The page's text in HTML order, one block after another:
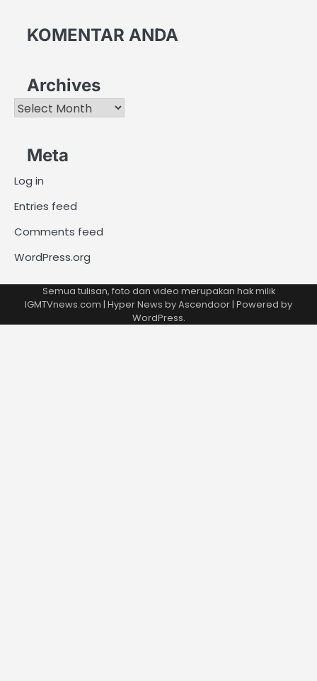
KOMENTAR ANDA
Archives
Archives
Meta
Log in
Entries feed
Comments feed
WordPress.org
Semua tulisan, foto dan video merupakan hak milik
IGMTVnews.com | Hyper News byAscendoor| Powered by
WordPress.